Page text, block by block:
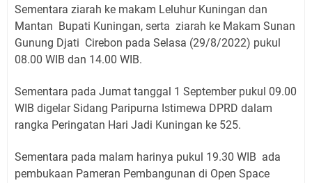
Sementara ziarah ke makam Leluhur Kuningan dan
Mantan Bupati Kuningan, serta ziarah ke Makam Sunan
Gunung Djati Cirebon pada Selasa (29/8/2022) pukul
08.00 WIB dan 14.00 WIB.
Sementara pada Jumat tanggal 1 September pukul 09.00
WIB digelar Sidang Paripurna Istimewa DPRD dalam
rangka Peringatan Hari Jadi Kuningan ke 525.
Sementara pada malam harinya pukul 19.30 WIB ada
pembukaan Pameran Pembangunan di Open Space